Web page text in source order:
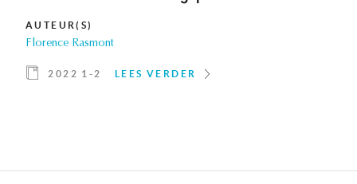
AUTEUR(S)
Florence Rasmont
2022 1-2 LEES VERDER